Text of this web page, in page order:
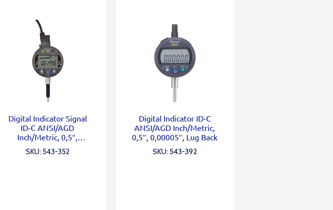
Digital Indicator Signal
ID-C ANSI/AGD
Inch/Metric, 0,5″,
SKU: 543-352
Digital Indicator ID-C
ANSI/AGD Inch/Metric,
0,5″, 0,00005″, Lug Back
SKU: 543-392